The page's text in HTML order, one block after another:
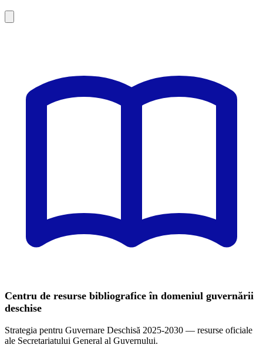
Centru de resurse bibliografice în domeniul guvernării
deschise
Strategia pentru Guvernare Deschisă 2025-2030 — resurse oficiale
ale Secretariatului General al Guvernului.